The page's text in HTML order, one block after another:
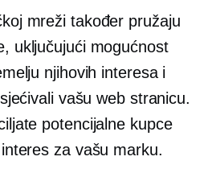
mreži također pružaju
uključujući mogućnost
njihovih interesa i
vašu web stranicu.
potencijalne kupce
za vašu marku.